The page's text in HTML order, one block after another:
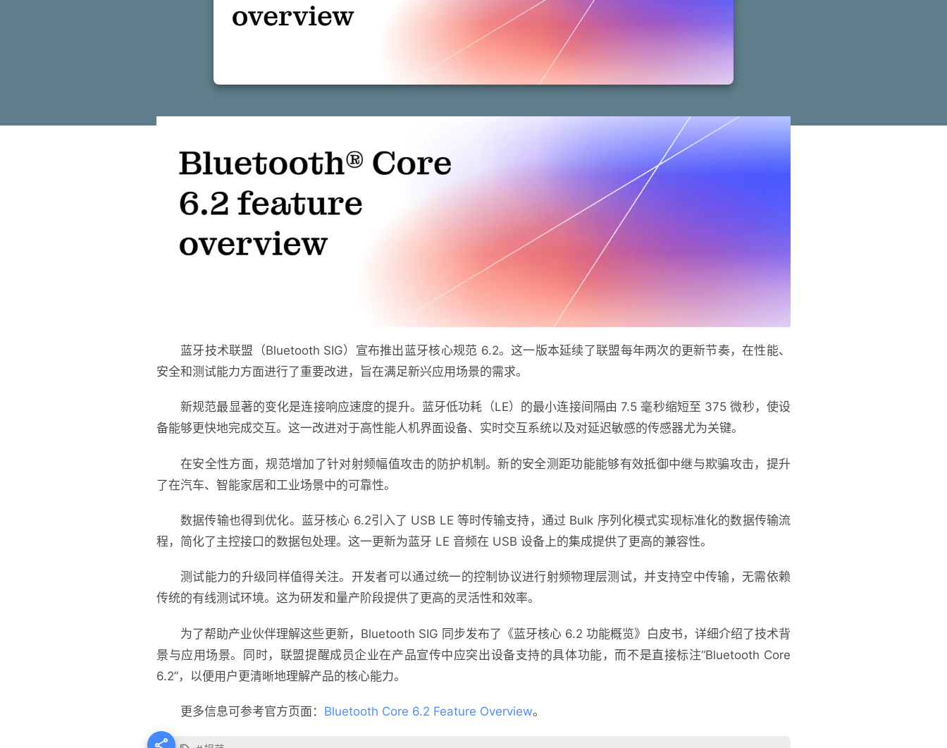
蓝牙技术联盟（Bluetooth SIG）宣布推出蓝牙核心规范 6.2。这一版本延续了联盟每年两次的更新节奏，在性能、
安全和测试能力方面进行了重要改进，旨在满足新兴应用场景的需求。
新规范最显著的变化是连接响应速度的提升。蓝牙低功耗（LE）的最小连接间隔由 7.5 毫秒缩短至 375 微秒，使设
备能够更快地完成交互。这一改进对于高性能人机界面设备、实时交互系统以及对延迟敏感的传感器尤为关键。
在安全性方面，规范增加了针对射频幅值攻击的防护机制。新的安全测距功能能够有效抵御中继与欺骗攻击，提升
了在汽车、智能家居和工业场景中的可靠性。
数据传输也得到优化。蓝牙核心 6.2引入了 USB LE 等时传输支持，通过 Bulk 序列化模式实现标准化的数据传输流
程，简化了主控接口的数据包处理。这一更新为蓝牙 LE 音频在 USB 设备上的集成提供了更高的兼容性。
测试能力的升级同样值得关注。开发者可以通过统一的控制协议进行射频物理层测试，并支持空中传输，无需依赖
传统的有线测试环境。这为研发和量产阶段提供了更高的灵活性和效率。
为了帮助产业伙伴理解这些更新，Bluetooth SIG 同步发布了《蓝牙核心 6.2 功能概览》白皮书，详细介绍了技术背
景与应用场景。同时，联盟提醒成员企业在产品宣传中应突出设备支持的具体功能，而不是直接标注“Bluetooth Core
6.2”，以便用户更清晰地理解产品的核心能力。
更多信息可参考官方页面： Bluetooth Core 6.2 Feature Overview。